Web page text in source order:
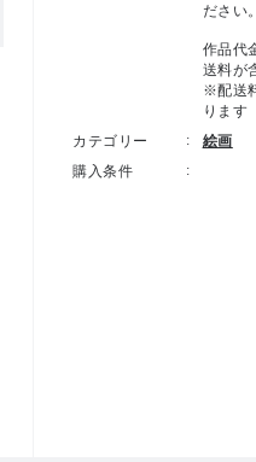
ださい。
作品代
送料が
※配送
ります
カテゴリー
絵画
購入条件